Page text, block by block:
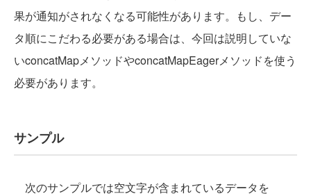
果が通知がされなくなる可能性があります。もし、デー
タ順にこだわる必要がある場合は、今回は説明していな
いconcatMapメソッドやconcatMapEagerメソッドを使う
必要があります。
サンプル
次のサンプルでは空文字が含まれているデータを